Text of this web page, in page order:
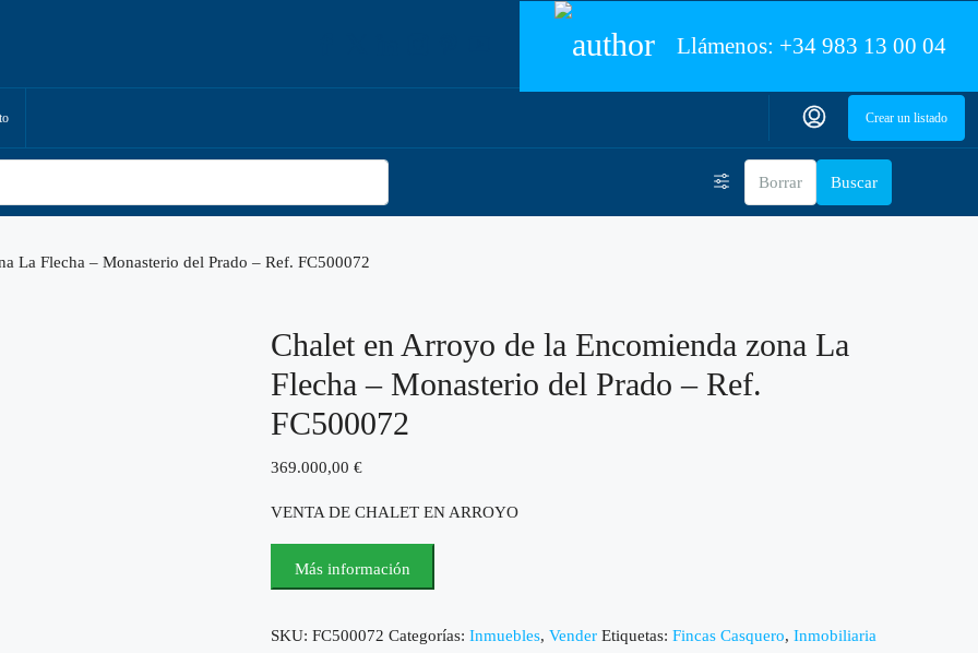
Llámenos: +34 983 13 00 04
Crear un listado
Borrar Buscar
La Flecha – Monasterio del Prado – Ref. FC500072
Chalet en Arroyo de la Encomienda zona La
Flecha – Monasterio del Prado – Ref.
FC500072
369.000,00 €
VENTA DE CHALET EN ARROYO
Más información
SKU: FC500072 Categorías: Inmuebles, Vender Etiquetas: Fincas Casquero, Inmobiliaria